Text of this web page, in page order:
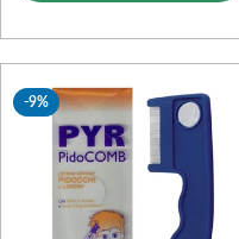
-9%